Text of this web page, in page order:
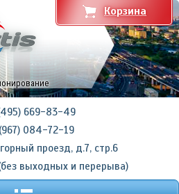
669-83-49
084-72-19
проезд, д.7, стр.6
выходных и перерыва)
Корзина